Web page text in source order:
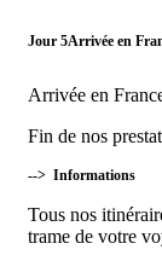
Jour 5Arrivée en
Arrivée en
Fin de nos
--> Informations
Tous nos
trame de votre